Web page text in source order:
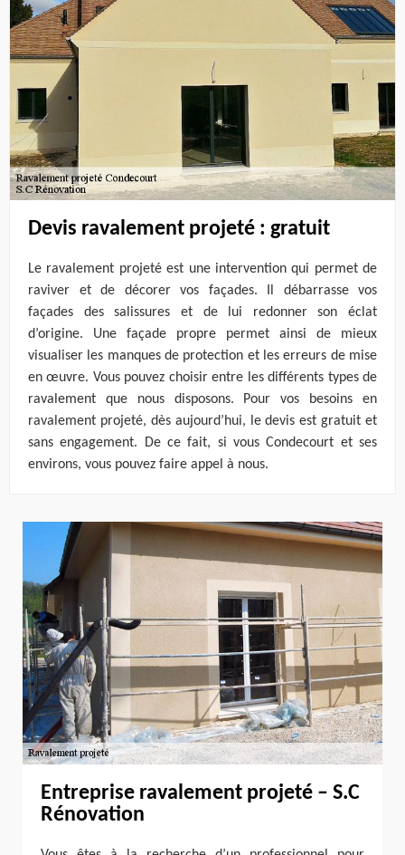
Devis ravalement projeté : gratuit
Le ravalement projeté est une intervention qui permet de
raviver et de décorer vos façades. Il débarrasse vos
façades des salissures et de lui redonner son éclat
d’origine. Une façade propre permet ainsi de mieux
visualiser les manques de protection et les erreurs de mise
en œuvre. Vous pouvez choisir entre les différents types de
ravalement que nous disposons. Pour vos besoins en
ravalement projeté, dès aujourd’hui, le devis est gratuit et
sans engagement. De ce fait, si vous Condecourt et ses
environs, vous pouvez faire appel à nous.
Entreprise ravalement projeté – S.C
Rénovation